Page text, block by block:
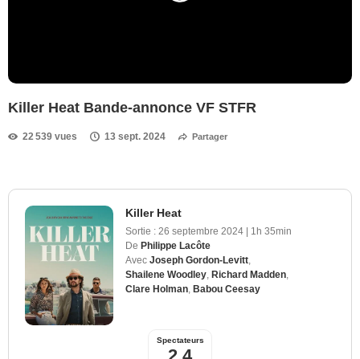
Killer Heat Bande-annonce VF STFR
22 539 vues 13 sept. 2024 Partager
Killer Heat
Sortie : 26 septembre 2024 | 1h 35min
De Philippe Lacôte
Avec Joseph Gordon-Levitt
Shailene Woodley Richard Madden
Clare Holman Babou Ceesay
Spectateurs